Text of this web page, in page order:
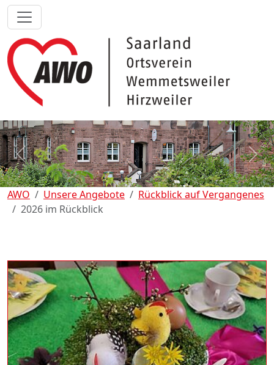
zurück
AWO Unsere Angebote
Rückblick auf Vergangenes
2026 im Rückblick